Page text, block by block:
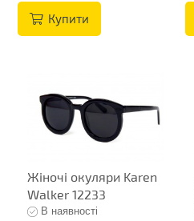
Купити
Жіночі окуляри Karen
Walker 12233
В наявності